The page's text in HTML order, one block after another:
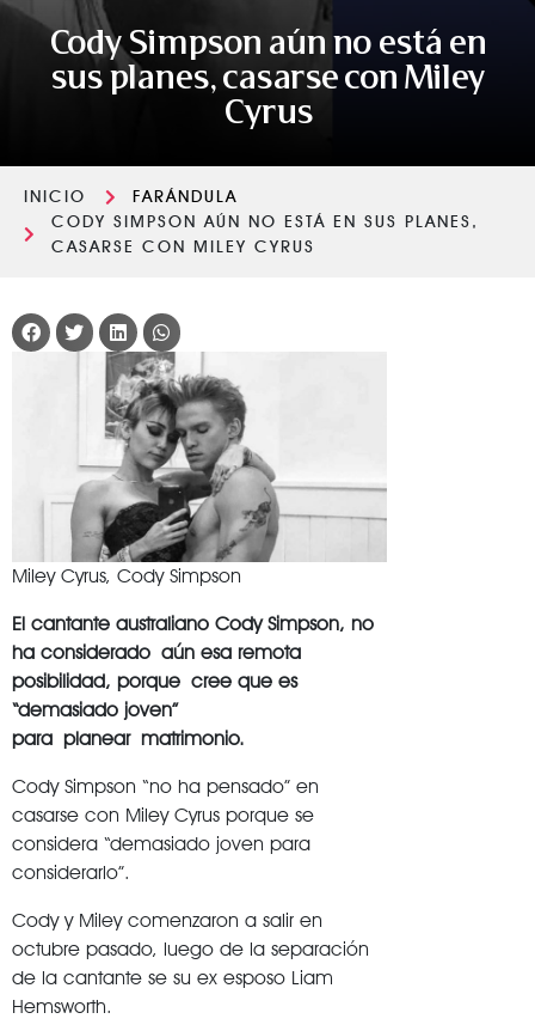
Cody Simpson aún no está en
sus planes, casarse con Miley
Cyrus
INICIO
FARÁNDULA
CODY SIMPSON AÚN NO ESTÁ EN SUS PLANES,
CASARSE CON MILEY CYRUS
Miley Cyrus, Cody Simpson
El cantante australiano Cody Simpson, no
ha considerado aún esa remota
posibilidad, porque cree que es
“demasiado joven”
para planear matrimonio.
Cody Simpson “no ha pensado” en
casarse con Miley Cyrus porque se
considera “demasiado joven para
considerarlo”.
Cody y Miley comenzaron a salir en
octubre pasado, luego de la separación
de la cantante se su ex esposo Liam
Hemsworth.